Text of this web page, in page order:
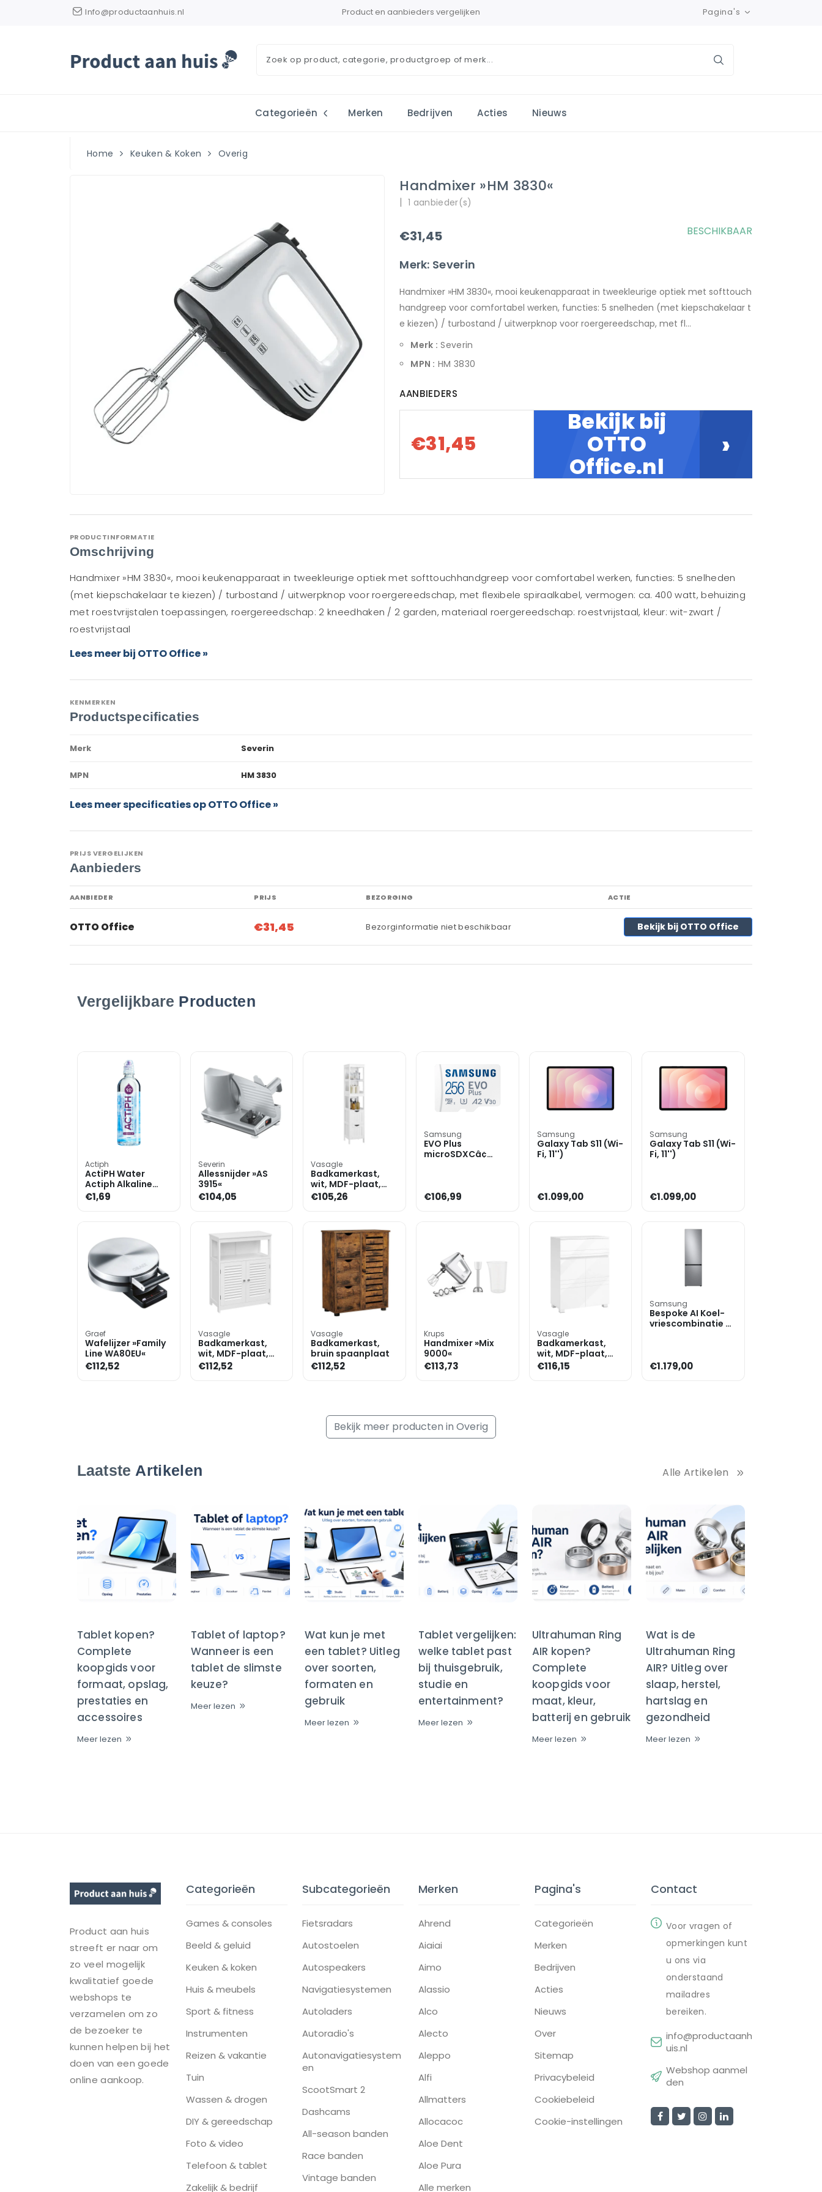
Info@productaanhuis.nl Product en aanbieders vergelijken Pagina's
Categorieën Merken Bedrijven Acties Nieuws
Home Keuken & Koken Overig
Handmixer »HM 3830«
|1 aanbieder(s)
€31,45
Merk: Severin
BESCHIKBAAR
Handmixer »HM 3830«, mooi keukenapparaat in tweekleurige optiek met softtouch
handgreep voor comfortabel werken, functies: 5 snelheden (met kiepschakelaar t
e kiezen) / turbostand / uitwerpknop voor roergereedschap, met fl...
Merk : Severin
MPN : HM 3830
AANBIEDERS
€31,45
Bekijk bij
OTTO
Office.nl
›
PRODUCTINFORMATIE
Omschrijving
Handmixer »HM 3830«, mooi keukenapparaat in tweekleurige optiek met softtouchhandgreep voor comfortabel werken, functies: 5 snelheden
(met kiepschakelaar te kiezen) / turbostand / uitwerpknop voor roergereedschap, met flexibele spiraalkabel, vermogen: ca. 400 watt, behuizing
met roestvrijstalen toepassingen, roergereedschap: 2 kneedhaken / 2 garden, materiaal roergereedschap: roestvrijstaal, kleur: wit-zwart /
roestvrijstaal
Lees meer bij OTTO Office »
KENMERKEN
Productspecificaties
Merk Severin
MPN HM 3830
Lees meer specificaties op OTTO Office »
PRIJS VERGELIJKEN
Aanbieders
AANBIEDER PRIJS BEZORGING ACTIE
OTTO Office €31,45 Bezorginformatie niet beschikbaar Bekijk bij OTTO Office
Vergelijkbare Producten
Actiph
ActiPH Water
Actiph Alkaline
Water - 600ml
€1,69
Severin
Allessnijder »AS
3915«
€104,05
Vasagle
Badkamerkast,
wit, MDF-plaat,
30,0 x 30,0 x 141,5
€105,26
Samsung
EVO Plus
microSDXCâ¢
€106,99
Samsung
Galaxy Tab S11 (Wi-
Fi, 11'')
€1.099,00
Samsung
Galaxy Tab S11 (Wi-
Fi, 11'')
€1.099,00
Graef
Wafelijzer »Family
Line WA80EU«
€112,52
Vasagle
Badkamerkast,
wit, MDF-plaat,
60,0 x 30,0 x 80,0
€112,52
Vasagle
Badkamerkast,
bruin spaanplaat
€112,52
Krups
Handmixer »Mix
9000«
€113,73
Vasagle
Badkamerkast,
wit, MDF-plaat,
spaanplaat, 60,0 x
30,0 x 80,0 cm
€116,15
Samsung
Bespoke AI Koel-
vriescombinatie 7-
€1.179,00
Bekijk meer producten in Overig
Laatste Artikelen Alle Artikelen
Tablet kopen?
Complete
koopgids voor
formaat, opslag,
prestaties en
accessoires
Meer lezen
Tablet of laptop?
Wanneer is een
tablet de slimste
keuze?
Meer lezen
Wat kun je met
een tablet? Uitleg
over soorten,
formaten en
gebruik
Meer lezen
Tablet vergelijken:
welke tablet past
bij thuisgebruik,
studie en
entertainment?
Meer lezen
Ultrahuman Ring
AIR kopen?
Complete
koopgids voor
maat, kleur,
batterij en gebruik
Meer lezen
Wat is de
Ultrahuman Ring
AIR? Uitleg over
slaap, herstel,
hartslag en
gezondheid
Meer lezen
Product aan huis
streeft er naar om
zo veel mogelijk
kwalitatief goede
webshops te
verzamelen om zo
de bezoeker te
kunnen helpen bij het
doen van een goede
online aankoop.
Categorieën
Games & consoles
Beeld & geluid
Keuken & koken
Huis & meubels
Sport & fitness
Instrumenten
Reizen & vakantie
Tuin
Wassen & drogen
DIY & gereedschap
Foto & video
Telefoon & tablet
Zakelijk & bedrijf
Subcategorieën
Fietsradars
Autostoelen
Autospeakers
Navigatiesystemen
Autoladers
Autoradio's
Autonavigatiesystem
en
ScootSmart 2
Dashcams
All-season banden
Race banden
Vintage banden
Merken
Ahrend
Aiaiai
Aimo
Alassio
Alco
Alecto
Aleppo
Alfi
Allmatters
Allocacoc
Aloe Dent
Aloe Pura
Alle merken
Pagina's
Categorieën
Merken
Bedrijven
Acties
Nieuws
Over
Sitemap
Privacybeleid
Cookiebeleid
Cookie-instellingen
Contact
Voor vragen of
opmerkingen kunt
u ons via
onderstaand
mailadres
bereiken.
info@productaanh
uis.nl
Webshop aanmel
den